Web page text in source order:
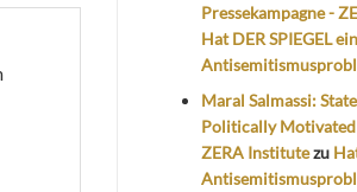
Pressekampagne -
Hat DER SPIEGEL ein
Maral Salmassi:
Politically Motivated
ZERA Institutezu